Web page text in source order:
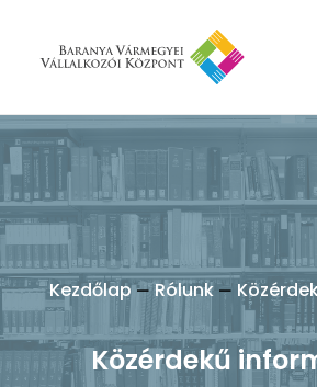
Rólunk
Hírek
Partnerek
Kapcsolat
Keresés
Kezdőlap Rólunk
Közérdekű